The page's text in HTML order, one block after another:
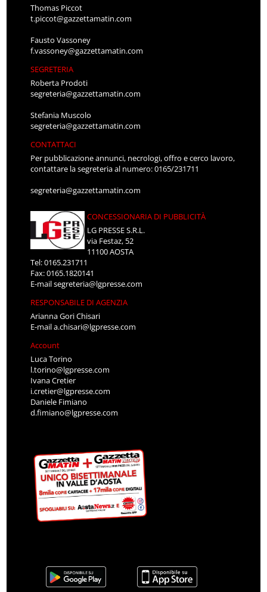
Thomas Piccot
t.piccot@gazzettamatin.com
Fausto Vassoney
f.vassoney@gazzettamatin.com
SEGRETERIA
Roberta Prodoti
segreteria@gazzettamatin.com
Stefania Muscolo
segreteria@gazzettamatin.com
CONTATTACI
Per pubblicazione annunci, necrologi, offro e cerco lavoro,
contattare la segreteria al numero: 0165/231711
segreteria@gazzettamatin.com
CONCESSIONARIA DI PUBBLICITÀ
LG PRESSE S.R.L.
via Festaz, 52
11100 AOSTA
Tel: 0165.231711
Fax: 0165.1820141
E-mailsegreteria@lgpresse.com
RESPONSABILE DI AGENZIA
Arianna Gori Chisari
E-maila.chisari@lgpresse.com
Account
Luca Torino
l.torino@lgpresse.com
Ivana Cretier
i.cretier@lgpresse.com
Daniele Fimiano
d.fimiano@lgpresse.com